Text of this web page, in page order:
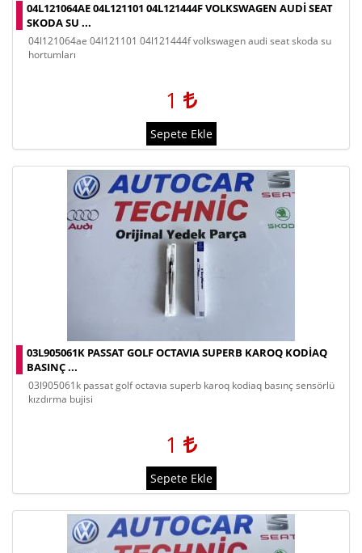
04L121064AE 04L121101 04L121444F VOLKSWAGEN AUDI SEAT
SKODA SU ...
04l121064ae 04l121101 04l121444f volkswagen audi seat skoda su
hortumları
1
Sepete Ekle
03L905061K PASSAT GOLF OCTAVIA SUPERB KAROQ KODIAQ
BASINÇ ...
03l905061k passat golf octavıa superb karoq kodiaq basınç sensörlü
kızdırma bujisi
1
Sepete Ekle